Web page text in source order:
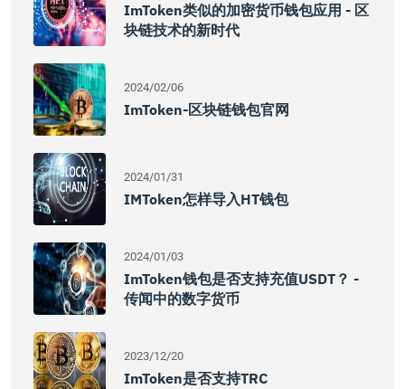
ImToken类似的加密货币钱包应用 - 区
块链技术的新时代
2024/02/06
ImToken-区块链钱包官网
2024/01/31
IMToken怎样导入HT钱包
2024/01/03
ImToken钱包是否支持充值USDT？ -
传闻中的数字货币
2023/12/20
ImToken是否支持TRC